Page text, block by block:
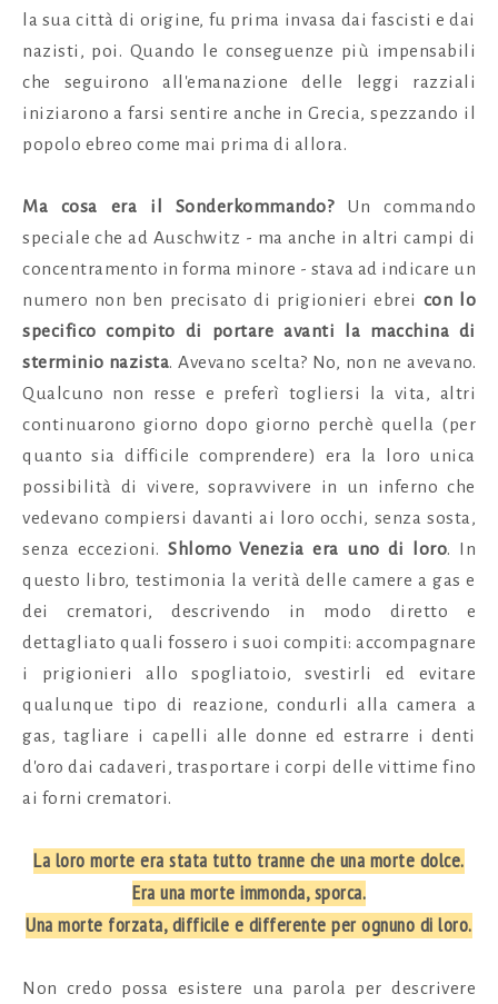
la sua città di origine, fu prima invasa dai fascisti e dai
nazisti, poi. Quando le conseguenze più impensabili
che seguirono all'emanazione delle leggi razziali
iniziarono a farsi sentire anche in Grecia, spezzando il
popolo ebreo come mai prima di allora.
Ma cosa era il Sonderkommando?Un commando
speciale che ad Auschwitz - ma anche in altri campi di
concentramento in forma minore - stava ad indicare un
numero non ben precisato di prigionieri ebrei con lo
specifico compito di portare avanti la macchina di
sterminio nazista. Avevano scelta? No, non ne avevano.
Qualcuno non resse e preferì togliersi la vita, altri
continuarono giorno dopo giorno perchè quella (per
quanto sia difficile comprendere) era la loro unica
possibilità di vivere, sopravvivere in un inferno che
vedevano compiersi davanti ai loro occhi, senza sosta,
senza eccezioni.Shlomo Venezia era uno di loro. In
questo libro, testimonia la verità delle camere a gas e
dei crematori, descrivendo in modo diretto e
dettagliato quali fossero i suoi compiti: accompagnare
i prigionieri allo spogliatoio, svestirli ed evitare
qualunque tipo di reazione, condurli alla camera a
gas, tagliare i capelli alle donne ed estrarre i denti
d'oro dai cadaveri, trasportare i corpi delle vittime fino
ai forni crematori.
La loro morte era stata tutto tranne che una morte dolce.
Era una morte immonda, sporca.
Una morte forzata, difficile e differente per ognuno di loro.
Non credo possa esistere una parola per descrivere